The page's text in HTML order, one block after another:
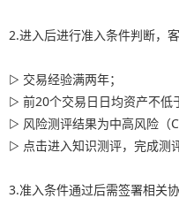
2.进入后进行准入条件判断，
▷ 交易经验满两年；
▷ 前20个交易日日均资产不低
▷ 风险测评结果为中高风险（
▷ 点击进入知识测评，完成测
3.准入条件通过后需签署相关协